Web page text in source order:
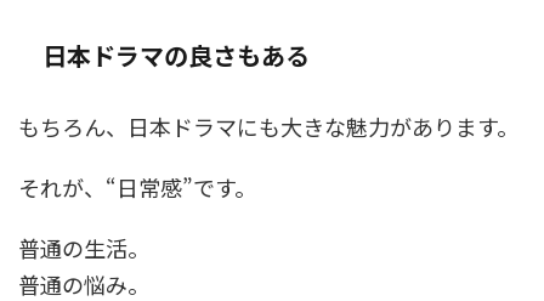
日本ドラマの良さもある
もちろん、日本ドラマにも大きな魅力があります。
それが、“日常感”です。
普通の生活。
普通の悩み。